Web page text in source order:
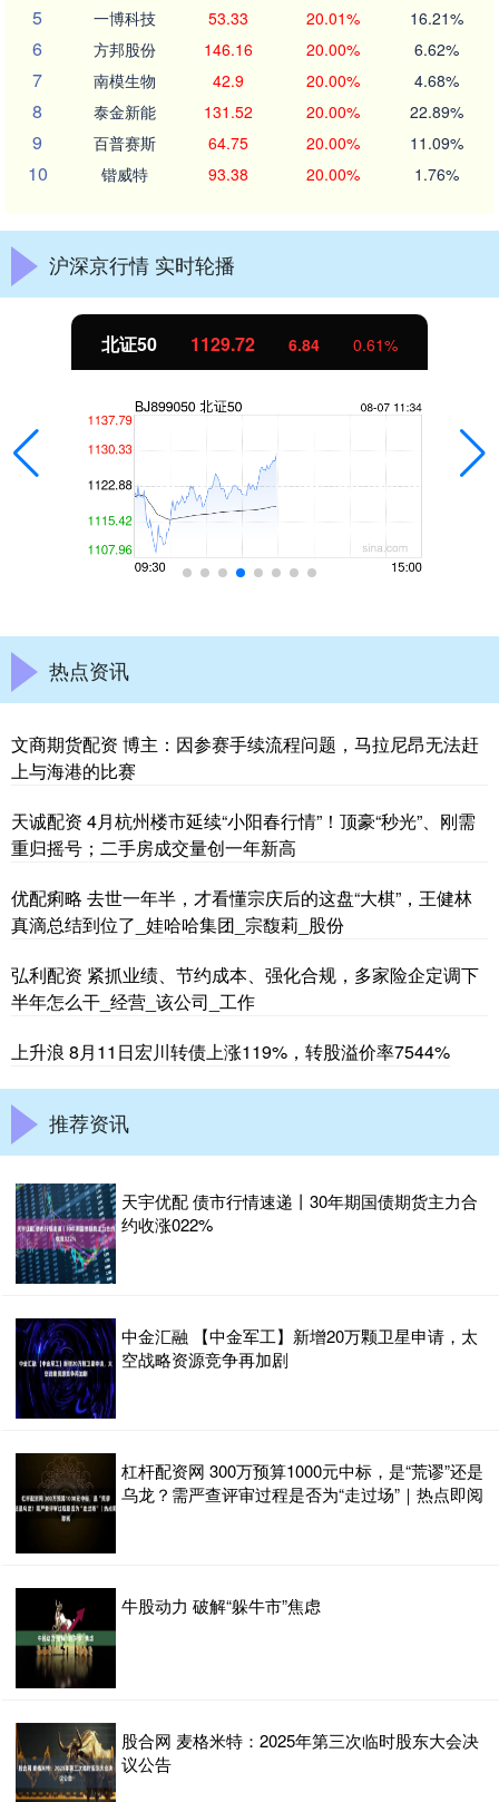
5 一博科技 53.33 20.01% 16.21%
6 方邦股份 146.16 20.00% 6.62%
7 南模生物 42.9 20.00% 4.68%
8 泰金新能 131.52 20.00% 22.89%
9 百普赛斯 64.75 20.00% 11.09%
10 锴威特 93.38 20.00% 1.76%
沪深京行情 实时轮播
北证50 1129.72 6.84 0.61%
热点资讯
文商期货配资 博主：因参赛手续流程问题，马拉尼昂无法赶
上与海港的比赛
天诚配资 4月杭州楼市延续“小阳春行情”！顶豪“秒光”、刚需
重归摇号；二手房成交量创一年新高
优配痢略 去世一年半，才看懂宗庆后的这盘“大棋”，王健林
真滴总结到位了_娃哈哈集团_宗馥莉_股份
弘利配资 紧抓业绩、节约成本、强化合规，多家险企定调下
半年怎么干_经营_该公司_工作
上升浪 8月11日宏川转债上涨119%，转股溢价率7544%
推荐资讯
天宇优配 债市行情速递丨30年期国债期货主力合
约收涨022%
中金汇融 【中金军工】新增20万颗卫星申请，太
空战略资源竞争再加剧
杠杆配资网 300万预算1000元中标，是“荒谬”还是
乌龙？需严查评审过程是否为“走过场”｜热点即阅
牛股动力 破解“躲牛市”焦虑
股合网 麦格米特：2025年第三次临时股东大会决
议公告